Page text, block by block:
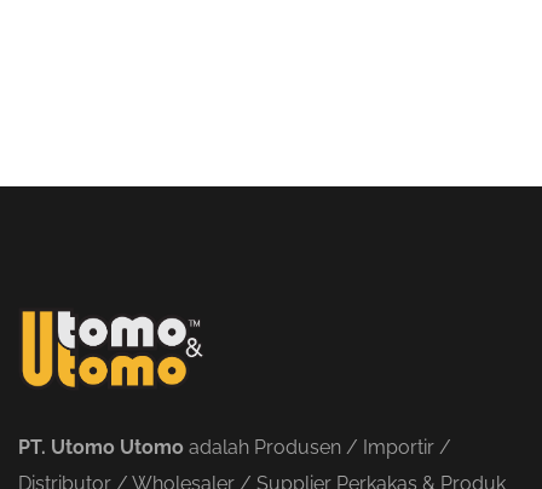
PT. Utomo Utomo adalah Produsen / Importir /
Distributor / Wholesaler / Supplier Perkakas & Produk